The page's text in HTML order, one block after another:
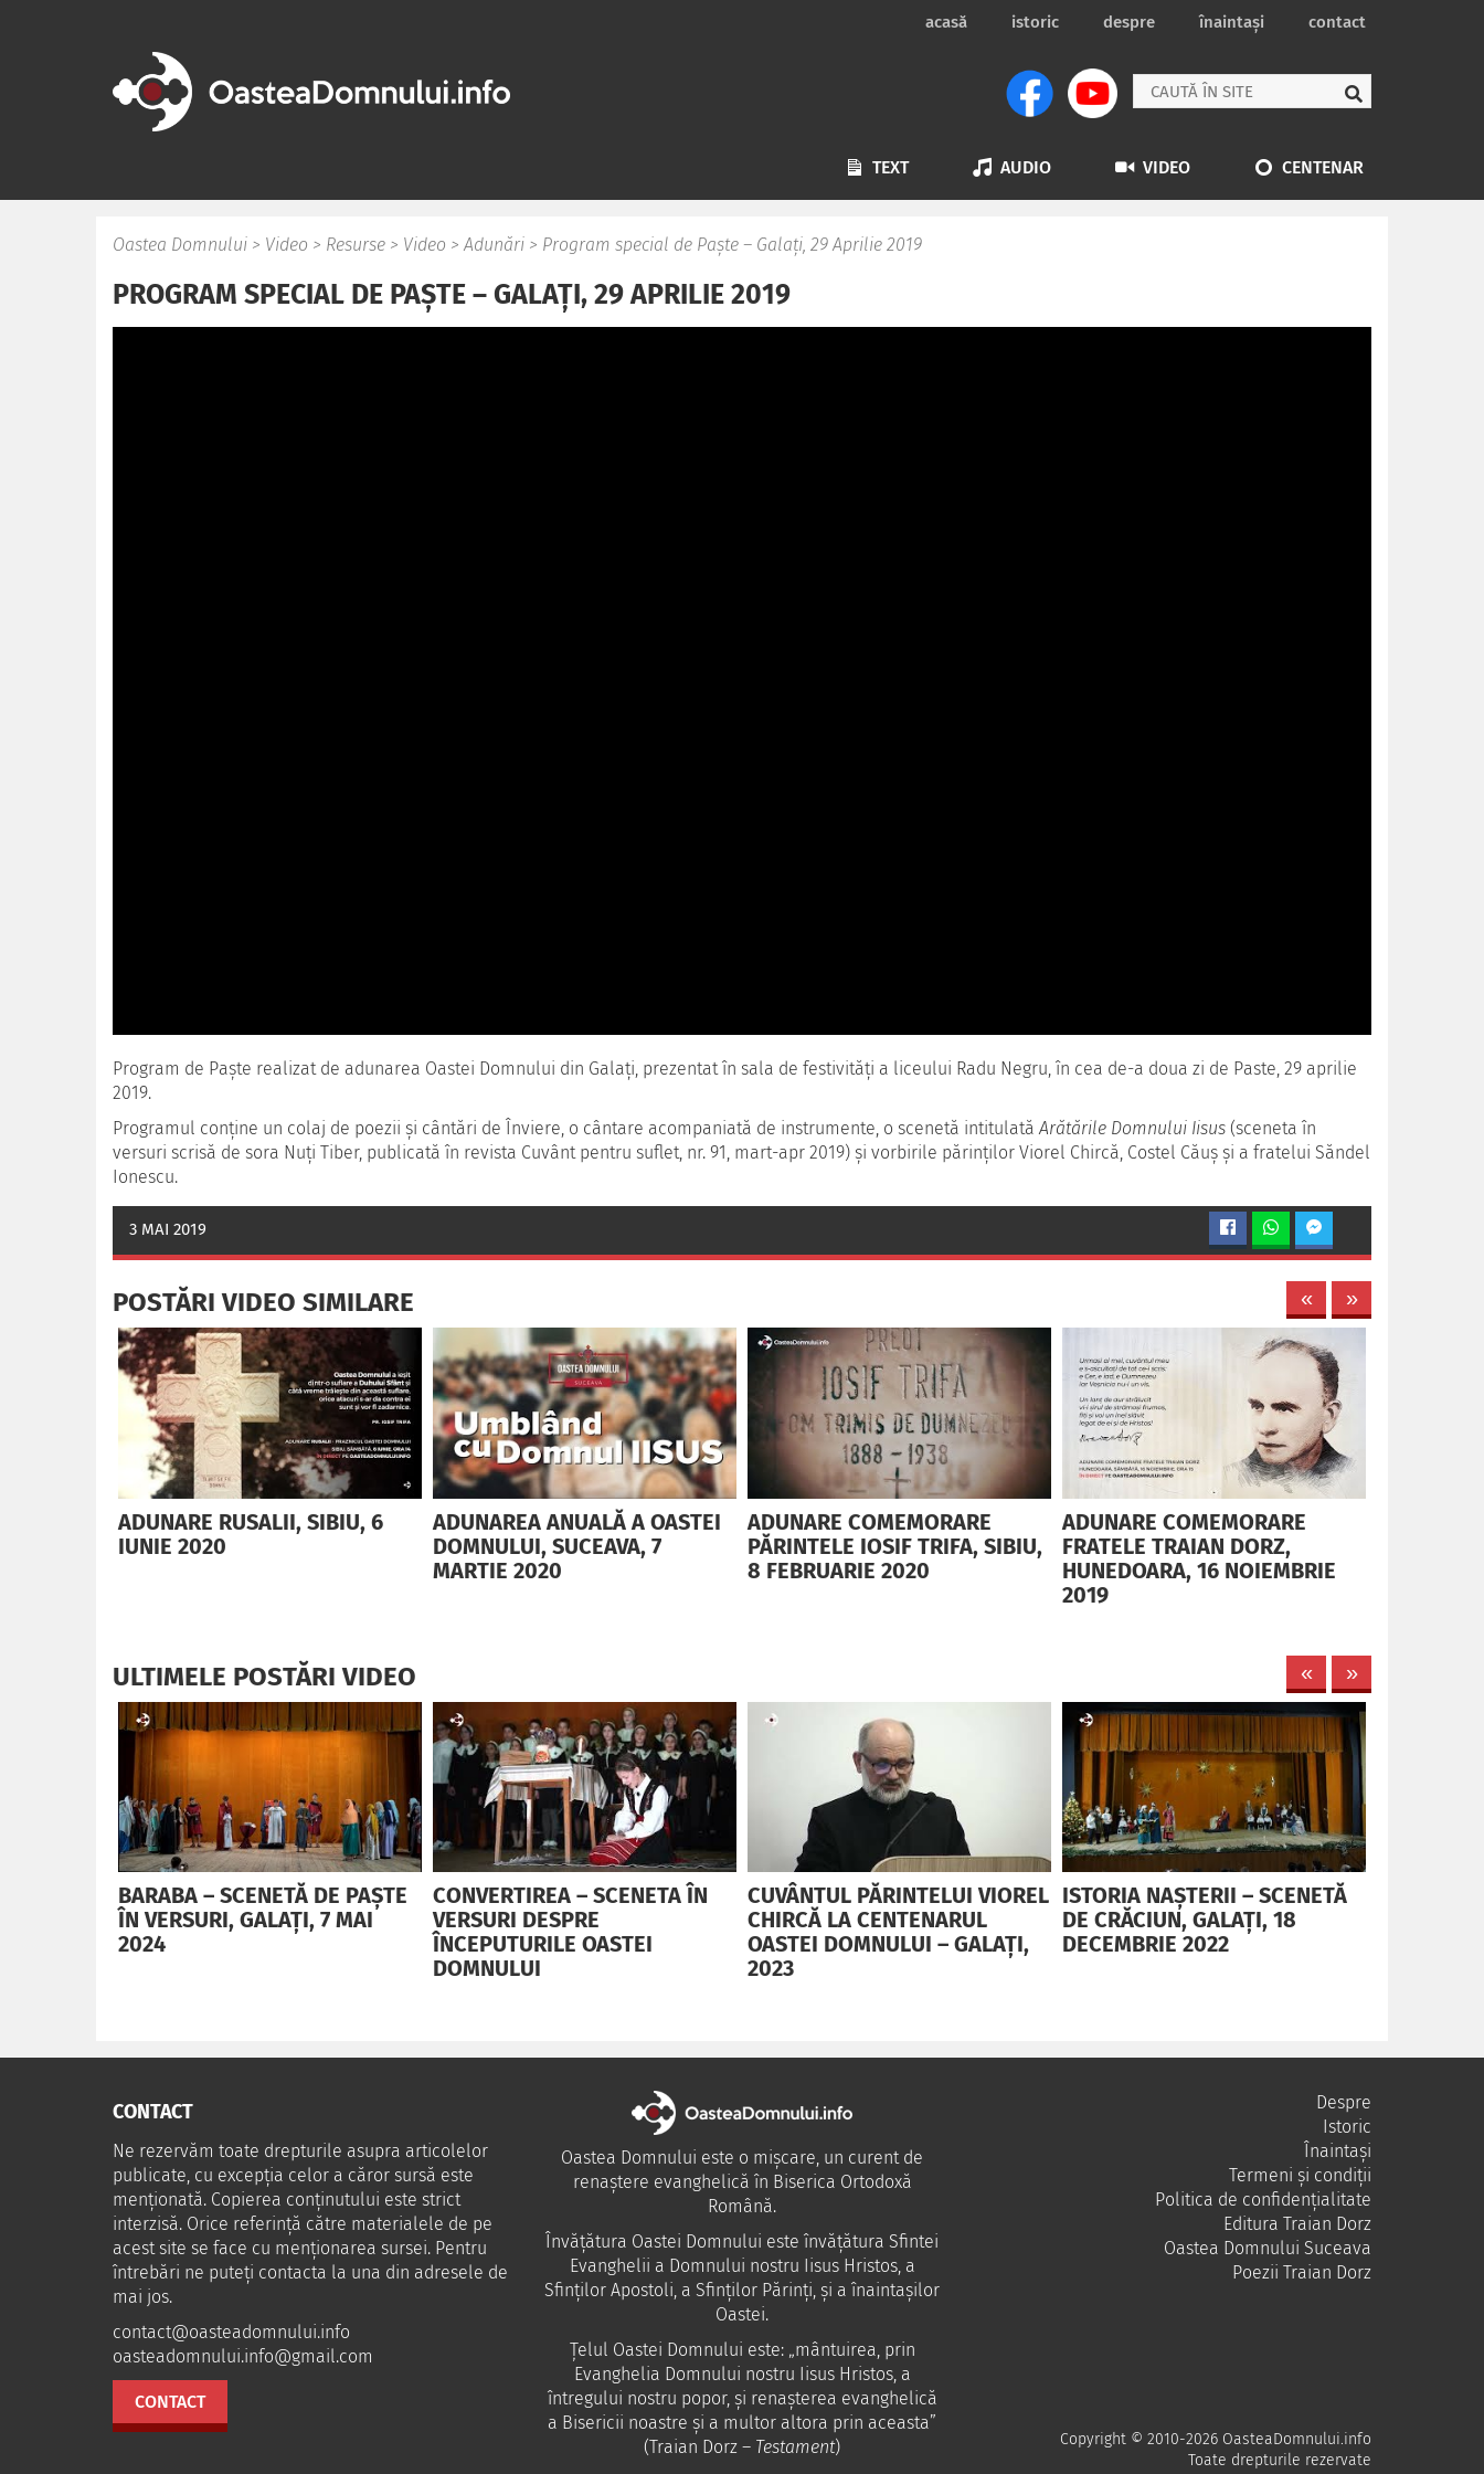
acasă istoric despre înaintași contact
TEXT AUDIO VIDEO CENTENAR
Oastea Domnului > Video > Resurse > Video > Adunări > Program special de Paște – Galați, 29 Aprilie 2019
PROGRAM SPECIAL DE PAȘTE – GALAȚI, 29 APRILIE 2019
Program de Paște realizat de adunarea Oastei Domnului din Galați, prezentat în sala de festivități a liceului Radu Negru, în cea de-a doua zi de Paste, 29 aprilie
2019.
Programul conține un colaj de poezii și cântări de Înviere, o cântare acompaniată de instrumente, o scenetă intitulatăArătările Domnului Iisus (sceneta în
versuri scrisă de sora Nuți Tiber, publicată în revista Cuvânt pentru suflet, nr. 91, mart-apr 2019) și vorbirile părinților Viorel Chircă, Costel Căuș și a fratelui Săndel
Ionescu.
3 MAI 2019
POSTĂRI VIDEO SIMILARE
ADUNARE RUSALII, SIBIU, 6
IUNIE 2020
ADUNAREA ANUALĂ A OASTEI
DOMNULUI, SUCEAVA, 7
MARTIE 2020
ADUNARE COMEMORARE
PĂRINTELE IOSIF TRIFA, SIBIU,
8 FEBRUARIE 2020
ADUNARE COMEMORARE
FRATELE TRAIAN DORZ,
HUNEDOARA, 16 NOIEMBRIE
2019
ULTIMELE POSTĂRI VIDEO
BARABA – SCENETĂ DE PAȘTE
ÎN VERSURI, GALAȚI, 7 MAI
2024
CONVERTIREA – SCENETA ÎN
VERSURI DESPRE
ÎNCEPUTURILE OASTEI
DOMNULUI
CUVÂNTUL PĂRINTELUI VIOREL
CHIRCĂ LA CENTENARUL
OASTEI DOMNULUI – GALAȚI,
2023
ISTORIA NAȘTERII – SCENETĂ
DE CRĂCIUN, GALAȚI, 18
DECEMBRIE 2022
CONTACT
Ne rezervăm toate drepturile asupra articolelor
publicate, cu excepția celor a căror sursă este
menționată. Copierea conținutului este strict
interzisă. Orice referință către materialele de pe
acest site se face cu menționarea sursei. Pentru
întrebări ne puteţi contacta la una din adresele de
mai jos.
contact@oasteadomnului.info
oasteadomnului.info@gmail.com
CONTACT
Oastea Domnului este o mișcare, un curent de
renaștere evanghelică în Biserica Ortodoxă
Română.
Învăţătura Oastei Domnului este învăţătura Sfintei
Evanghelii a Domnului nostru Iisus Hristos, a
Sfinţilor Apostoli, a Sfinţilor Părinţi, şi a înaintaşilor
Oastei.
Ţelul Oastei Domnului este: „mântuirea, prin
Evanghelia Domnului nostru Iisus Hristos, a
întregului nostru popor, şi renaşterea evanghelică
a Bisericii noastre şi a multor altora prin aceasta”
(Traian Dorz – Testament)
Despre
Istoric
Înaintași
Termeni și condiții
Politica de confidențialitate
Editura Traian Dorz
Oastea Domnului Suceava
Poezii Traian Dorz
Copyright © 2010-2026 OasteaDomnului.info
Toate drepturile rezervate